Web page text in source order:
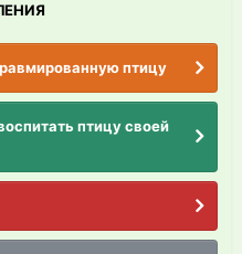
птицу
птицу своей